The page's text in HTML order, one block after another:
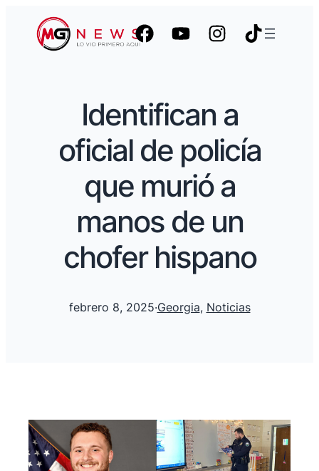
Identifican a
oficial de policía
que murió a
manos de un
chofer hispano
febrero 8, 2025·Georgia, Noticias